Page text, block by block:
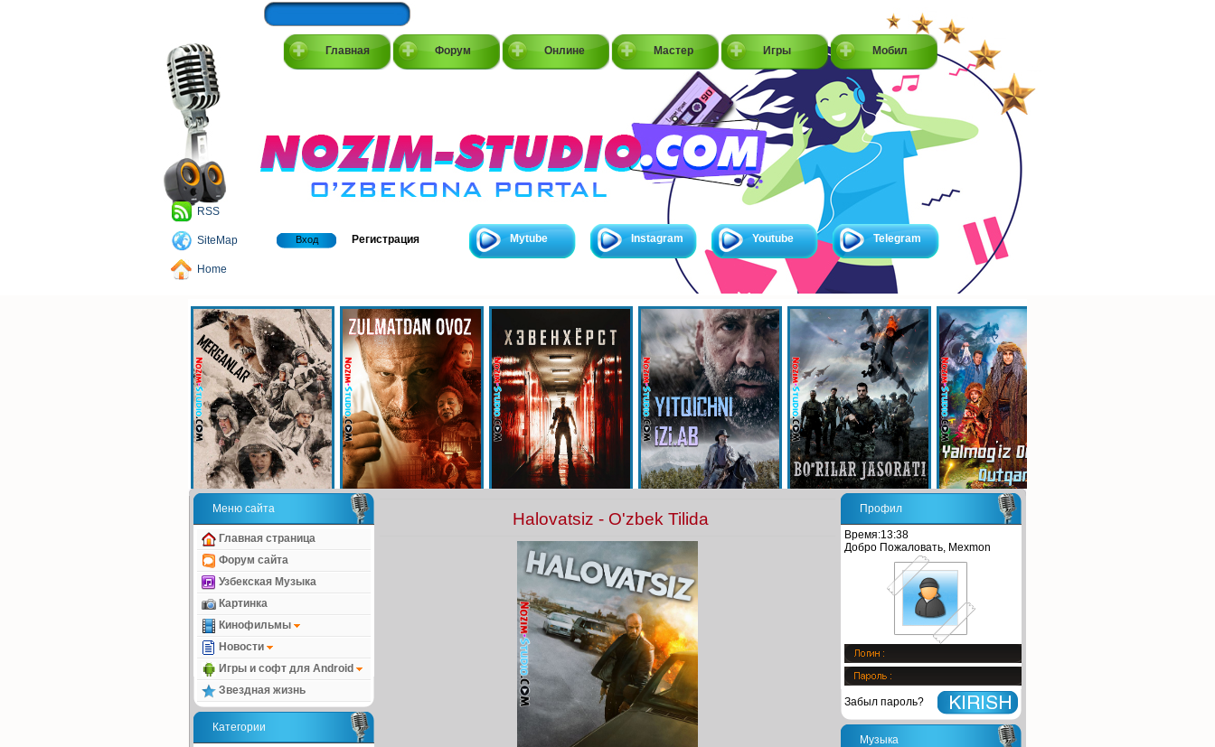
Главная Форум Онлине Мастер Игры Мобил
RSS
SiteMap
Home
Вход Регистрация Mytube Instagram Youtube Telegram
Меню сайта
Главная страница
Форум сайта
Узбекская Музыка
Картинка
Кинофильмы
Новости
Игры и софт для Android
Звездная жизнь
Категории
Halovatsiz - O'zbek Tilida
Профил
Время:13:38
Добро Пожаловать, Mexmon
Забыл пароль?
Музыка